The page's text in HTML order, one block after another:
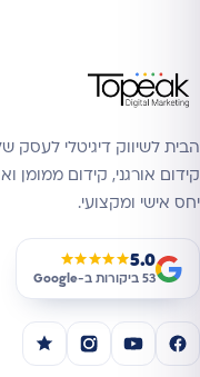
הבית לשיווק דיגיטלי לעסק
קידום אורגני, קידום ממומן
יחס אישי ומקצועי.
5.0
★★★★★
53 ביקורות ב- Google